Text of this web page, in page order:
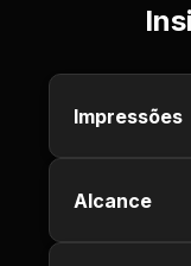
Impressões
Alcance